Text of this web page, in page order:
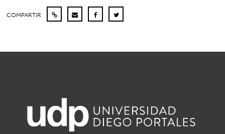
COMPARTIR